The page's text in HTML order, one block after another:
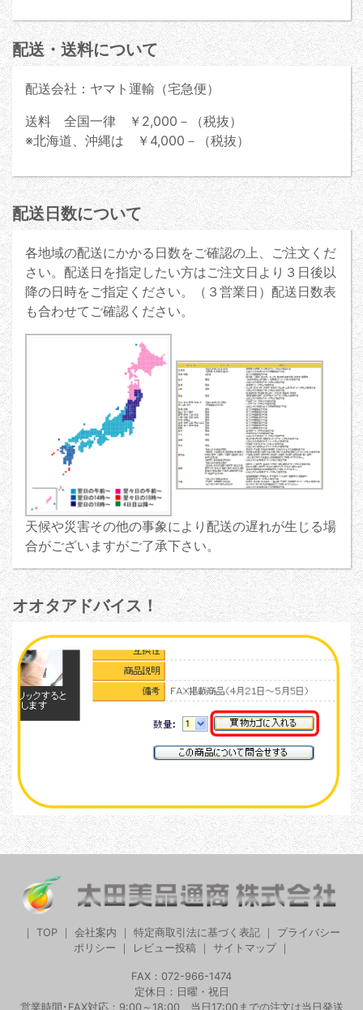
配送・送料について
配送会社：ヤマト運輸（宅急便）
送料 全国一律 ￥2,000－（税抜）
※北海道、沖縄は ￥4,000－（税抜）
配送日数について
各地域の配送にかかる日数をご確認の上、ご注文くだ
さい。配送日を指定したい方はご注文日より３日後以
降の日時をご指定ください。（３営業日）配送日数表
も合わせてご確認ください。
天候や災害その他の事象により配送の遅れが生じる場
合がございますがご了承下さい。
オオタアドバイス！
｜ TOP ｜ 会社案内 ｜ 特定商取引法に基づく表記 ｜ プライバシー
ポリシー ｜ レビュー投稿｜ サイトマップ｜
FAX：072-966-1474
定休日：日曜・祝日
営業時間･FAX対応：9:00～18:00 当日17:00までの注文は当日発送